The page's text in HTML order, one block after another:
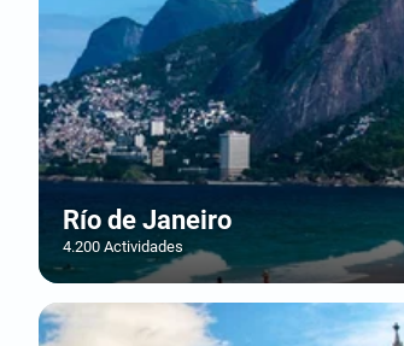
Río de Janeiro
4.200 Actividades